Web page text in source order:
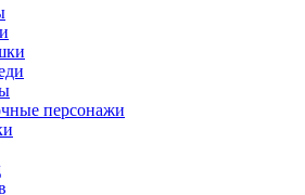
персонажи